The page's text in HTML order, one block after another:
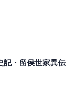
・留侯世家異伝